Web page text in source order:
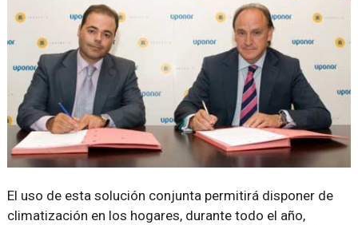
El uso de esta solución conjunta permitirá disponer de
climatización en los hogares, durante todo el año,